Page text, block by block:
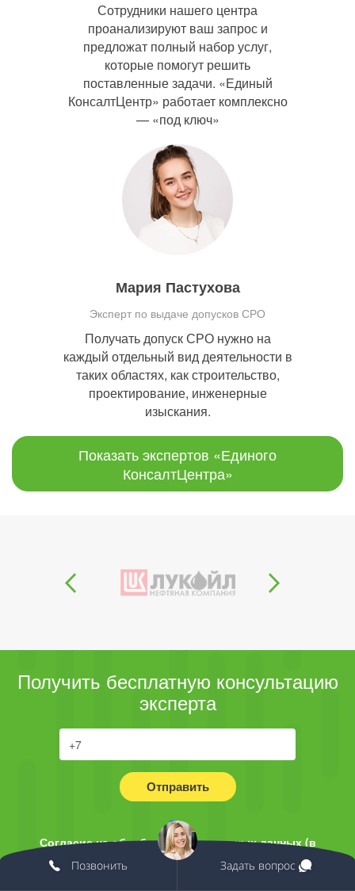
Сотрудники нашего центра
проанализируют ваш запрос и
предложат полный набор услуг,
которые помогут решить
поставленные задачи. «Единый
КонсалтЦентр» работает комплексно
— «под ключ»
Мария Пастухова
Эксперт по выдаче допусков СРО
Получать допуск СРО нужно на
каждый отдельный вид деятельности в
таких областях, как строительство,
проектирование, инженерные
изыскания.
Показать экспертов «Единого
КонсалтЦентра»
Получить бесплатную консультацию
эксперта
Отправить
Согласие на обработку персональных данных (в
соответствии с 152-ФЗ) и получении информационных
Позвонить Задать вопрос